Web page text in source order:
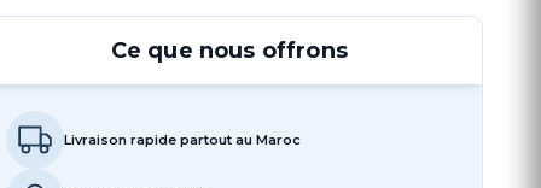
Ce que nous offrons
Livraison rapide partout au Maroc